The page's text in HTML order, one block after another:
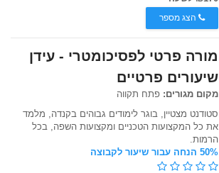
הצג מספר
מורה פרטי לפסיכומטרי - עידן
שיעורים פרטיים
מקום מגורים: פתח תקווה
סטודנט מצטיין, בוגר לימודים גבוהים בקנדה, מלמד
את כל המקצועות הטכניים ומקצועות השפה, בכל
הרמות.
50% הנחה עבור שיעור לקבוצה